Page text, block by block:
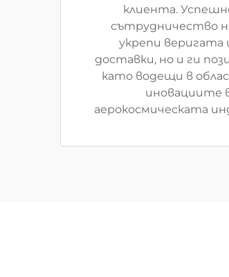
клиента.
сътрудничество
укрепи веригата
доставки, но и ги
като водещи в
иновациите
аерокосмическата